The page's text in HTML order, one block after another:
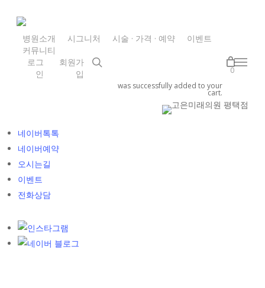
네이버톡톡
네이버예약
오시는길
이벤트
전화상담
content
병원소개 시그니처 시술 · 가격 · 예약
이벤트
커뮤니티
로그
인
회원가
입
0
was successfully added to your
cart.
Menu